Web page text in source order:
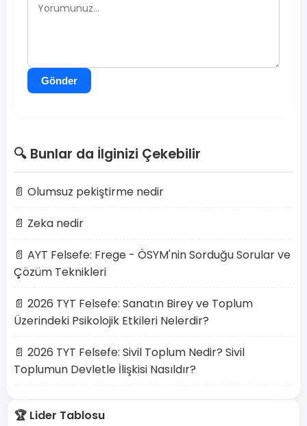
Gönder
🔍 Bunlar da İlginizi Çekebilir
📄 Olumsuz pekiştirme nedir
📄 Zeka nedir
📄 AYT Felsefe: Frege - ÖSYM'nin Sorduğu Sorular ve
Çözüm Teknikleri
📄 2026 TYT Felsefe: Sanatın Birey ve Toplum
Üzerindeki Psikolojik Etkileri Nelerdir?
📄 2026 TYT Felsefe: Sivil Toplum Nedir? Sivil
Toplumun Devletle İlişkisi Nasıldır?
🏆 Lider Tablosu